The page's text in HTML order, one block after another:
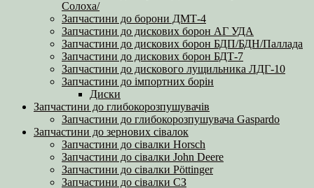
Солоха/
Запчастини до борони ДМТ-4
Запчастини до дискових борон АГ УДА
Запчастини до дискових борон БДП/БДН/Паллада
Запчастини до дискових борон БДТ-7
Запчастини до дискового лущильника ЛДГ-10
Запчастини до імпортних борін
Диски
Запчастини до глибокорозпушувачів
Запчастини до глибокорозпушувача Gaspardo
Запчастини до зернових сівалок
Запчастини до сівалки Horsch
Запчастини до сівалки John Deere
Запчастини до сівалки Pöttinger
Запчастини до сівалки СЗ